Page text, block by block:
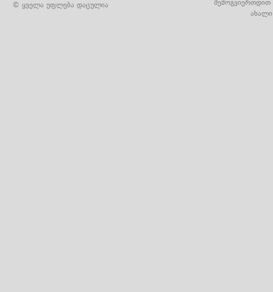
© ყველა უფლება დაცულია
შემოგვიერთდით
ახალი